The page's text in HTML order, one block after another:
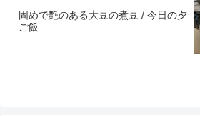
固めで艶のある大豆の煮豆 / 今日の夕
ご飯